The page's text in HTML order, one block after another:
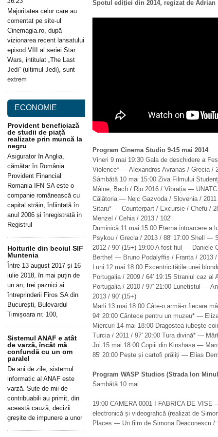
Spotul ediției din 2014, regizat de Adrian
Program Cinema Studio 9-15 mai 2014
Vineri 9 mai 19:30 Gala de deschidere a
Violence* — Alexandros Avranas / Grecia /
Sâmbătă 10 mai 15:00 Ziva Filmului
Mâlne, Bach / Rio 2016 / Vibrația — UNATC
Călătoria — Nejc Gazvoda / Slovenia / 2011
Sitaru* — Counterpart / Excursie / Chefu /
Menzel / Cehia / 2013 / 102′
Duminică 11 mai 15:00 Eterna intoarcere
Psykou / Grecia / 2013 / 88′ 17:00 Shell —
2012 / 90′ (15+) 19:00 A fost fiul — Daniele
Berthe! — Bruno Podalyffis / Franta / 2013 /
Luni 12 mai 18:00 Excentricitățile unei
Portugalia / 2009 / 64′ 19:15 Straniul caz
Portugalia / 2010 / 97′ 21:00 Lunetistul —
2013 / 90′ (15+)
Marli 13 mai 18:00 Câte-o armă-n fiecare
94′ 20:00 Cântece pentru un muzeu* —
Miercuri 14 mai 18:00 Dragostea iubește
Turcia / 2011 / 97′ 20:00 Tura divină* —
Joi 15 mai 18:00 Copiii din Kinshasa —
85′ 20:00 Pește și cartofi prăliți — Elias
Program WASP Studios (Strada lon
Sambătă 10 mai
19:00 CAMERA 0001 I FABRICA DE
electronică și videografică (realizat de
Places — Un film de Simona Deaconescu /
Majoritatea celor care au
comentat pe site-ul
Cinemagia.ro, după
vizionarea recent lansatului
episod VIII al seriei Star
Wars, intitulat „The Last
Jedi” (ultimul Jedi), sunt
extrem
ECONOMIE
Provident beneficiază
de studii de piață
realizate prin muncă la
negru
Asigurator în Anglia,
cămătar în România
Provident Financial
Romania IFN SA este o
companie românească cu
capital străin, înființată în
anul 2006 și înregistrată in
Registrul
Hoiturile din beciul SIF
Muntenia
Între 13 august 2017 și 16
iulie 2018, în mai puțin de
un an, trei paznici ai
întreprinderii Firos SA din
București, Bulevardul
Timișoara nr. 100,
Sistemul ANAF e atât
de varză, încât mă
confundă cu un om
paralel
De ani de zile, sistemul
informatic al ANAF este
varză. Sute de mii de
contribuabili au primit, din
această cauză, decizii
greșite de impunere a unor